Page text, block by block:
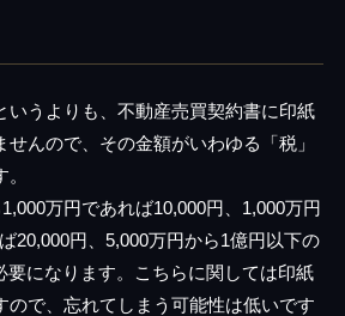
いうよりも、不動産売買契約書に印紙
せんので、その金額がいわゆる「税」
万円であれば10,000円、1,000万円
20,000円、5,000万円から1億円以下の
要になります。こちらに関しては印紙
ので、忘れてしまう可能性は低いです